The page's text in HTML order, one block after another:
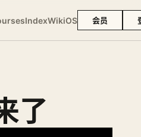
IndexWikiOS 会员
了